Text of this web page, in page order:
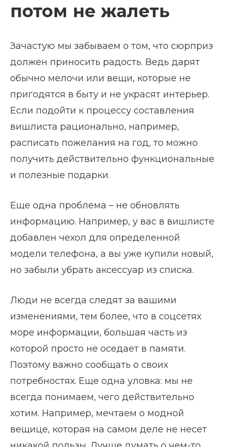
потом не жалеть
Зачастую мы забываем о том, что сюрприз
должен приносить радость. Ведь дарят
обычно мелочи или вещи, которые не
пригодятся в быту и не украсят интерьер.
Если подойти к процессу составления
вишлиста рационально, например,
расписать пожелания на год, то можно
получить действительно функциональные
и полезные подарки.
Еще одна проблема – не обновлять
информацию. Например, у вас в вишлисте
добавлен чехол для определенной
модели телефона, а вы уже купили новый,
но забыли убрать аксессуар из списка.
Люди не всегда следят за вашими
изменениями, тем более, что в соцсетях
море информации, большая часть из
которой просто не оседает в памяти.
Поэтому важно сообщать о своих
потребностях. Еще одна уловка: мы не
всегда понимаем, чего действительно
хотим. Например, мечтаем о модной
вещице, которая на самом деле не несет